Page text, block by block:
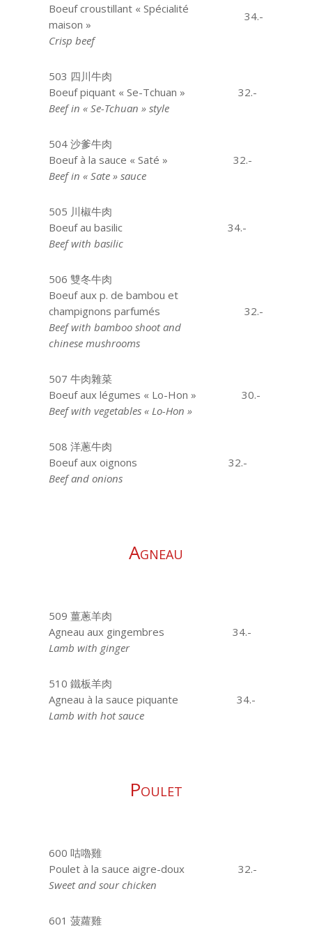
Boeuf croustillant « Spécialité
maison »
Crisp beef
34.-
503 四川牛肉
Boeuf piquant « Se-Tchuan »
Beef in « Se-Tchuan » style
32.-
504 沙爹牛肉
Boeuf à la sauce « Saté »
Beef in « Sate » sauce
32.-
505 川椒牛肉
Boeuf au basilicaaaaa
Beef with basilic
34.-
506 雙冬牛肉
Boeuf aux p. de bambou et
champignons parfumés
Beef with bamboo shoot and
chinese mushrooms
32.-
507 牛肉雜菜
Boeuf aux légumes « Lo-Hon »
Beef with vegetables « Lo-Hon »
30.-
508 洋蔥牛肉
Boeuf aux oignons
Beef and onions
32.-
Agneau
509 薑蔥羊肉
Agneau aux gingembres
Lamb with ginger
34.-
510 鐵板羊肉
Agneau à la sauce piquante
Lamb with hot sauce
34.-
Poulet
600 咕嚕雞
Poulet à la sauce aigre-doux
Sweet and sour chicken
32.-
601 菠蘿雞